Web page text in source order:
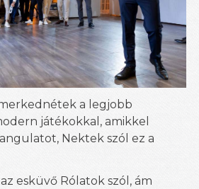
a legjobb
játékokkal, amikkel
Nektek szól ez a
esküvő Rólatok szól, ám